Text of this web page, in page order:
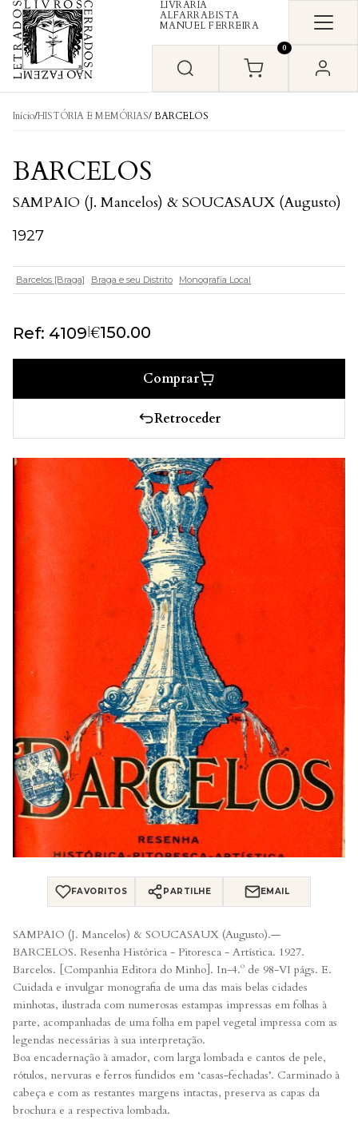
Skip to content
LIVRARIA
ALFARRABISTA
MANUEL FERREIRA
0
Início/HISTÓRIA E MEMÓRIAS/ BARCELOS
BARCELOS
SAMPAIO (J. Mancelos) & SOUCASAUX (Augusto)
1927
Barcelos [Braga] Braga e seu Distrito Monografia Local
Ref: 4109|€150.00
Comprar
Retroceder
FAVORITOS PARTILHE EMAIL
SAMPAIO (J. Mancelos) & SOUCASAUX (Augusto).—
BARCELOS. Resenha Histórica - Pitoresca - Artística. 1927.
Barcelos. [Companhia Editora do Minho]. In-4.º de 98-VI págs. E.
Cuidada e invulgar monografia de uma das mais belas cidades
minhotas, ilustrada com numerosas estampas impressas em folhas à
parte, acompanhadas de uma folha em papel vegetal impressa com as
legendas necessárias à sua interpretação.
Boa encadernação à amador, com larga lombada e cantos de pele,
rótulos, nervuras e ferros fundidos em ‘casas-fechadas’. Carminado à
cabeça e com as restantes margens intactas, preserva as capas da
brochura e a respectiva lombada.